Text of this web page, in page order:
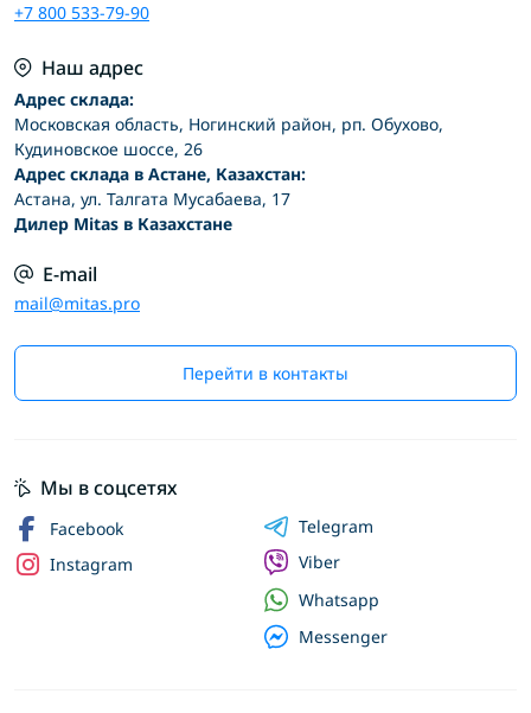
+7 800 533-79-90
Наш адрес
Адрес склада:
Московская область, Ногинский район, рп. Обухово,
Кудиновское шоссе, 26
Адрес склада в Астане, Казахстан:
Астана, ул. Талгата Мусабаева, 17
Дилер Mitas в Казахстане
E-mail
mail@mitas.pro
Перейти в контакты
Мы в соцсетях
Facebook
Instagram
Telegram
Viber
Whatsapp
Messenger